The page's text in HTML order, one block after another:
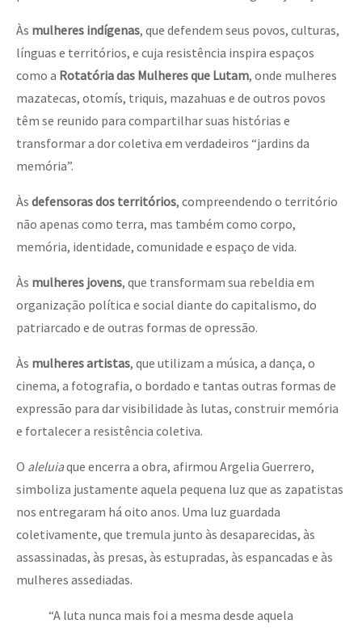
Às mulheres indígenas, que defendem seus povos, culturas,
línguas e territórios, e cuja resistência inspira espaços
como a Rotatória das Mulheres que Lutam, onde mulheres
mazatecas, otomís, triquis, mazahuas e de outros povos
têm se reunido para compartilhar suas histórias e
transformar a dor coletiva em verdadeiros “jardins da
memória”.
Às defensoras dos territórios, compreendendo o território
não apenas como terra, mas também como corpo,
memória, identidade, comunidade e espaço de vida.
Às mulheres jovens, que transformam sua rebeldia em
organização política e social diante do capitalismo, do
patriarcado e de outras formas de opressão.
Às mulheres artistas, que utilizam a música, a dança, o
cinema, a fotografia, o bordado e tantas outras formas de
expressão para dar visibilidade às lutas, construir memória
e fortalecer a resistência coletiva.
O aleluiaque encerra a obra, afirmou Argelia Guerrero,
simboliza justamente aquela pequena luz que as zapatistas
nos entregaram há oito anos. Uma luz guardada
coletivamente, que tremula junto às desaparecidas, às
assassinadas, às presas, às estupradas, às espancadas e às
mulheres assediadas.
“A luta nunca mais foi a mesma desde aquela